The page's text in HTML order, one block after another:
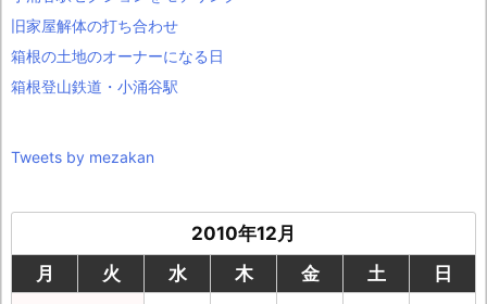
旧家屋解体の打ち合わせ
箱根の土地のオーナーになる日
箱根登山鉄道・小涌谷駅
Tweets by mezakan
2010年12月
月
火 水 木 金 土
日